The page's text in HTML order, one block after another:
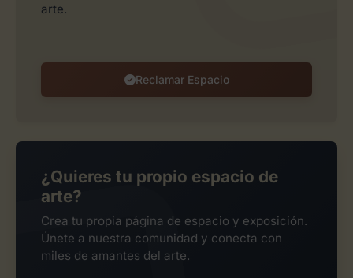
arte.
Reclamar Espacio
¿Quieres tu propio espacio de
arte?
Crea tu propia página de espacio y exposición.
Únete a nuestra comunidad y conecta con
miles de amantes del arte.